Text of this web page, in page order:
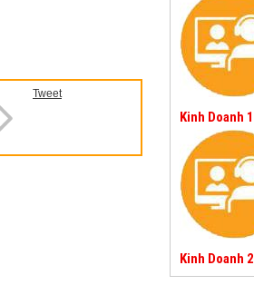
Tweet
Kinh Doanh 1
Kinh Doanh 2